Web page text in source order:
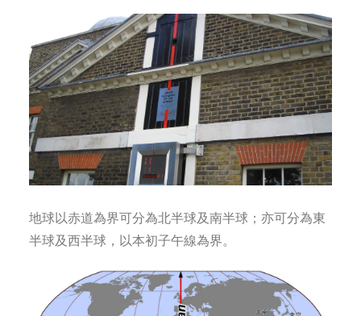
地球以赤道為界可分為北半球及南半球；亦可分為東
半球及西半球，以本初子午線為界。